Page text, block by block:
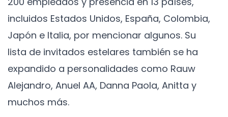
incluidos Estados Unidos, España, Colombia,
Japón e Italia, por mencionar algunos. Su
lista de invitados estelares también se ha
expandido a personalidades como Rauw
Alejandro, Anuel AA, Danna Paola, Anitta y
muchos más.